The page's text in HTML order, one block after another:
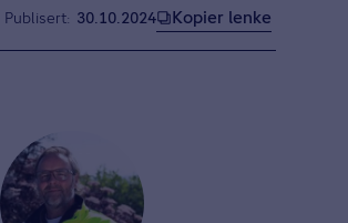
Publisert 30.10.2024 Kopier lenke